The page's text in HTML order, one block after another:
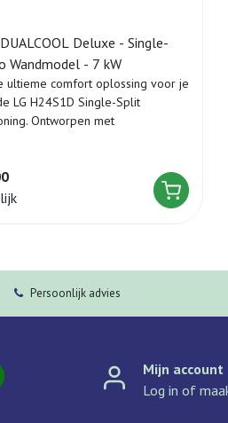
Deluxe - Single-
Wandmodel - 7 kW
ultieme comfort oplossing voor je
LG H24S1D Single-Split
Ontworpen met
Persoonlijk advies
Mijn account
Log in of